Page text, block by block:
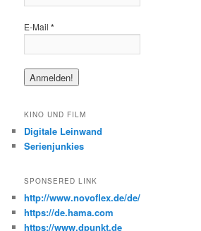
E-Mail*
KINO UND FILM
Digitale Leinwand
Serienjunkies
SPONSERED LINK
http://www.novoflex.de/de/
https://de.hama.com
https://www.dpunkt.de